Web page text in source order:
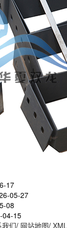
17
05-27
08
04-15
们/ 网站地图/ XML